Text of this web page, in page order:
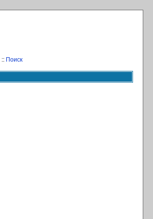
:: Поиск